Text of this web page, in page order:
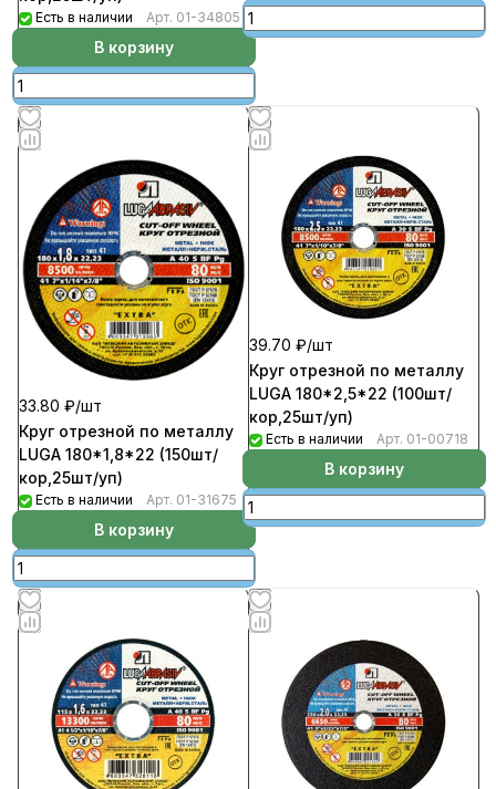
Есть в наличии Арт. 01-34805
В корзину
33.80 ₽/шт
Круг отрезной по металлу
LUGA 180*1,8*22 (150шт/
кор,25шт/уп)
Есть в наличии Арт. 01-31675
В корзину
39.70 ₽/шт
Круг отрезной по металлу
LUGA 180*2,5*22 (100шт/
кор,25шт/уп)
Есть в наличии Арт. 01-00718
В корзину